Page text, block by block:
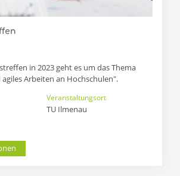
in 2023 geht es um das Thema
Arbeiten an Hochschulen".
Veranstaltungsort
TU Ilmenau